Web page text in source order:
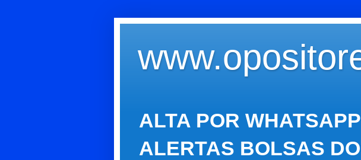
ALTA POR
ALERTAS BOLSAS